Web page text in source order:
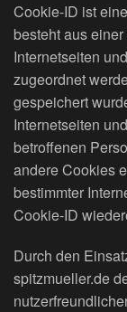
Cookie-ID ist
besteht aus
Internetseiten
zugeordnet
gespeichert
Internetseiten
betroffenen
andere Cookies
bestimmter
Cookie-ID
Durch den
spitzmueller.de